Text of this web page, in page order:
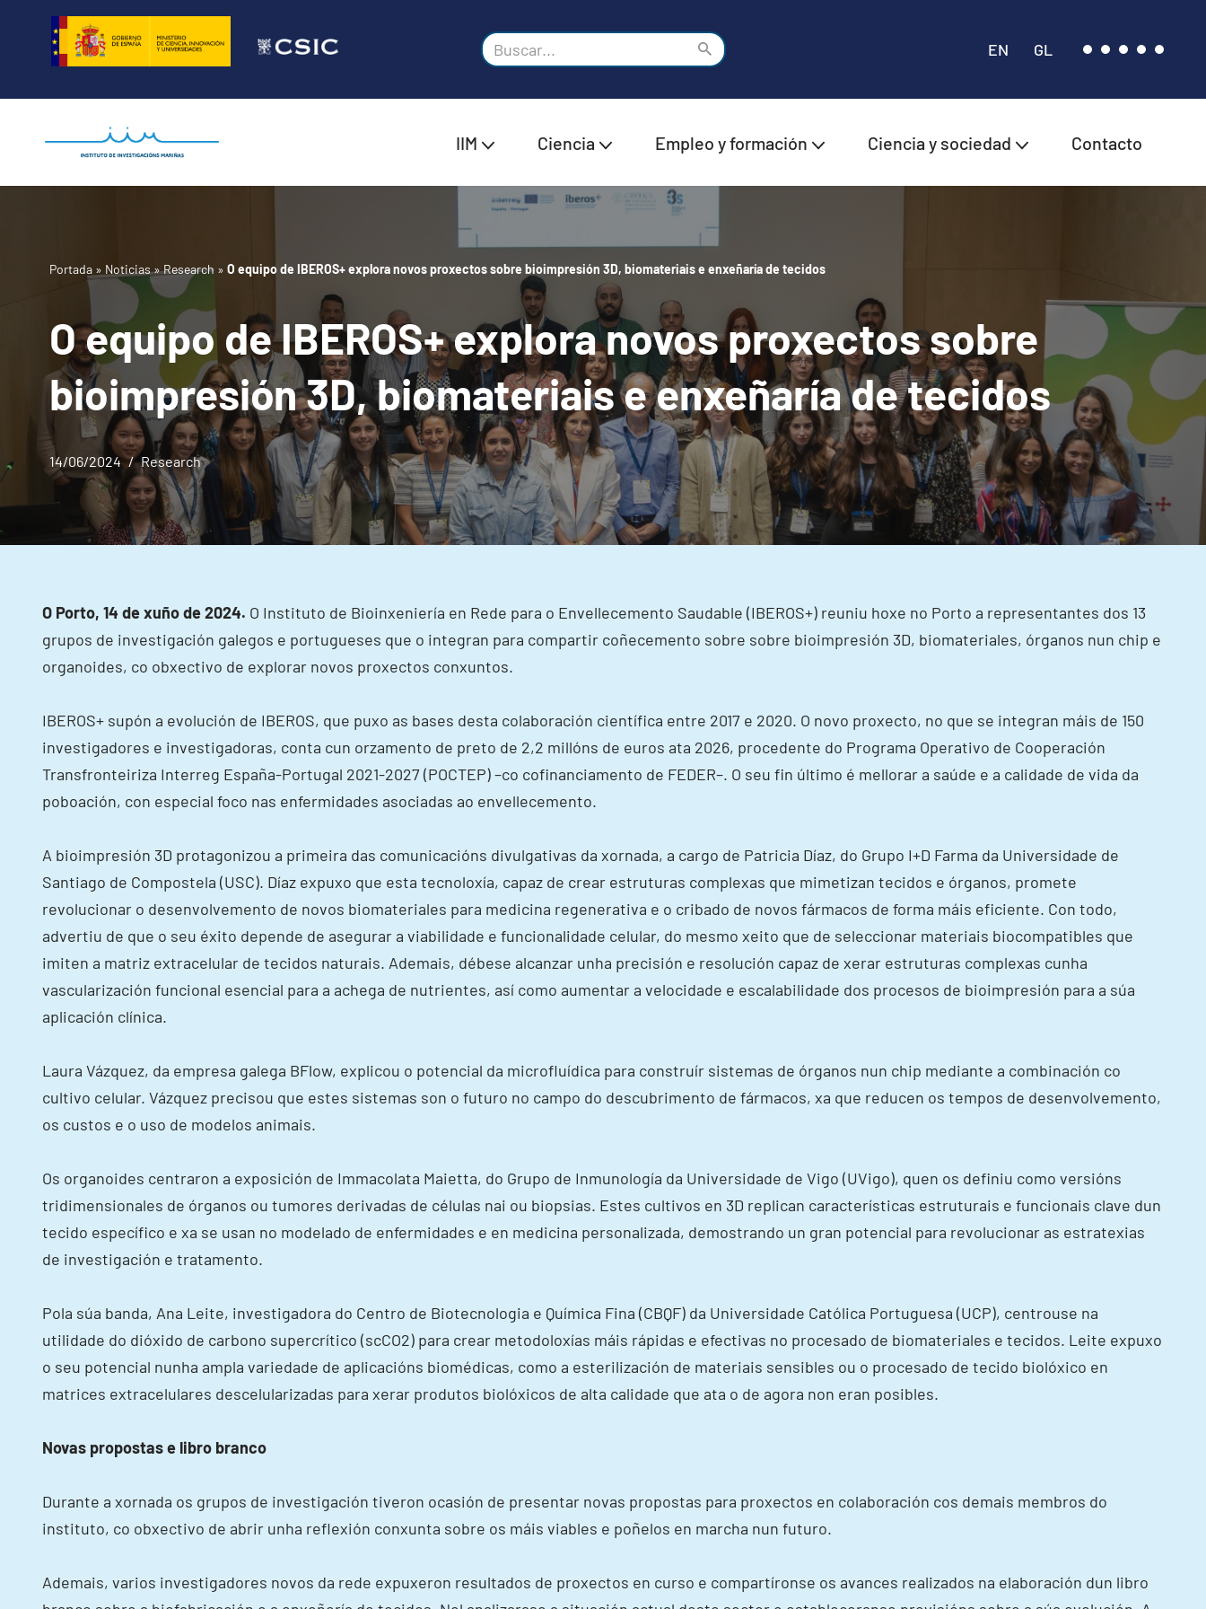
Saltar
contenido
EN GL
IIM Ciencia Empleo y formación Ciencia y sociedad Contacto
Portada » Noticias»Research » O equipo de IBEROS+ explora novos proxectos sobre bioimpresión 3D, biomateriais e enxeñaría de tecidos
O equipo de IBEROS+ explora novos proxectos sobre
bioimpresión 3D, biomateriais e enxeñaría de tecidos
14/06/2024 Research
O Porto, 14 de xuño de 2024. O Instituto de Bioinxeniería en Rede para o Envellecemento Saudable (IBEROS+) reuniu hoxe no Porto a representantes dos 13
grupos de investigación galegos e portugueses que o integran para compartir coñecemento sobre sobre bioimpresión 3D, biomateriales, órganos nun chip e
organoides, co obxectivo de explorar novos proxectos conxuntos.
IBEROS+ supón a evolución de IBEROS, que puxo as bases desta colaboración científica entre 2017 e 2020. O novo proxecto, no que se integran máis de 150
investigadores e investigadoras, conta cun orzamento de preto de 2,2 millóns de euros ata 2026, procedente do Programa Operativo de Cooperación
Transfronteiriza Interreg España-Portugal 2021-2027 (POCTEP) –co cofinanciamento de FEDER–. O seu fin último é mellorar a saúde e a calidade de vida da
poboación, con especial foco nas enfermidades asociadas ao envellecemento.
A bioimpresión 3D protagonizou a primeira das comunicacións divulgativas da xornada, a cargo de Patricia Díaz, do Grupo I+D Farma da Universidade de
Santiago de Compostela (USC). Díaz expuxo que esta tecnoloxía, capaz de crear estruturas complexas que mimetizan tecidos e órganos, promete
revolucionar o desenvolvemento de novos biomateriales para medicina regenerativa e o cribado de novos fármacos de forma máis eficiente. Con todo,
advertiu de que o seu éxito depende de asegurar a viabilidade e funcionalidade celular, do mesmo xeito que de seleccionar materiais biocompatibles que
imiten a matriz extracelular de tecidos naturais. Ademais, débese alcanzar unha precisión e resolución capaz de xerar estruturas complexas cunha
vascularización funcional esencial para a achega de nutrientes, así como aumentar a velocidade e escalabilidade dos procesos de bioimpresión para a súa
aplicación clínica.
Laura Vázquez, da empresa galega BFlow, explicou o potencial da microfluídica para construír sistemas de órganos nun chip mediante a combinación co
cultivo celular. Vázquez precisou que estes sistemas son o futuro no campo do descubrimento de fármacos, xa que reducen os tempos de desenvolvemento,
os custos e o uso de modelos animais.
Os organoides centraron a exposición de Immacolata Maietta, do Grupo de Inmunología da Universidade de Vigo (UVigo), quen os definiu como versións
tridimensionales de órganos ou tumores derivadas de células nai ou biopsias. Estes cultivos en 3D replican características estruturais e funcionais clave dun
tecido específico e xa se usan no modelado de enfermidades e en medicina personalizada, demostrando un gran potencial para revolucionar as estratexias
de investigación e tratamento.
Pola súa banda, Ana Leite, investigadora do Centro de Biotecnologia e Química Fina (CBQF) da Universidade Católica Portuguesa (UCP), centrouse na
utilidade do dióxido de carbono supercrítico (scCO2) para crear metodoloxías máis rápidas e efectivas no procesado de biomateriales e tecidos. Leite expuxo
o seu potencial nunha ampla variedade de aplicacións biomédicas, como a esterilización de materiais sensibles ou o procesado de tecido biolóxico en
matrices extracelulares descelularizadas para xerar produtos biolóxicos de alta calidade que ata o de agora non eran posibles.
Novas propostas e libro branco
Durante a xornada os grupos de investigación tiveron ocasión de presentar novas propostas para proxectos en colaboración cos demais membros do
instituto, co obxectivo de abrir unha reflexión conxunta sobre os máis viables e poñelos en marcha nun futuro.
Ademais, varios investigadores novos da rede expuxeron resultados de proxectos en curso e compartíronse os avances realizados na elaboración dun libro